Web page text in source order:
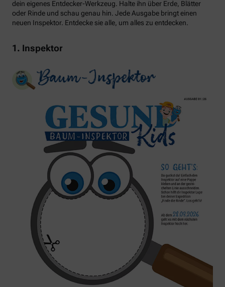
dein eigenes Entdecker-Werkzeug. Halte ihn über Erde, Blätter
oder Rinde und schau genau hin. Jede Ausgabe bringt einen
neuen Inspektor. Entdecke sie alle, um alles zu entdecken.
1. Inspektor